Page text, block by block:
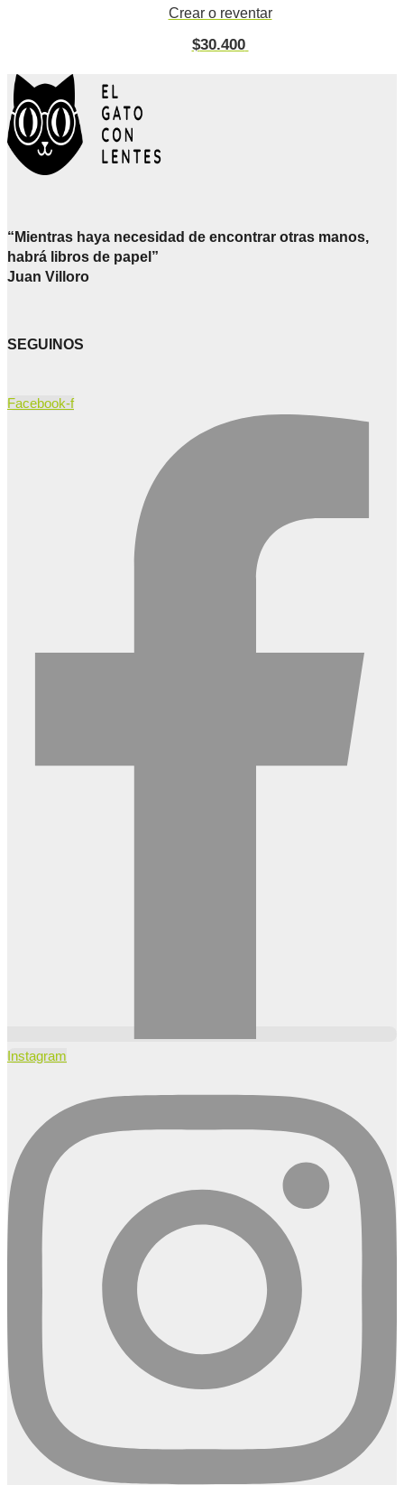
Crear o reventar
$30.400
“Mientras haya necesidad de encontrar otras manos,
habrá libros de papel”
Juan Villoro
SEGUINOS
Facebook-f
Instagram